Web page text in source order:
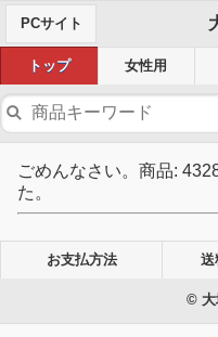
PCサイト
トップ 女性用
ごめんなさい。商品:
た。
お支払方法 送
© 大